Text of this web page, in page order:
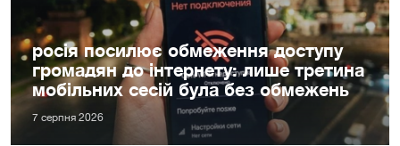
росія посилює обмеження доступу
громадян до інтернету: лише третина
мобільних сесій була без обмежень
7 серпня 2026